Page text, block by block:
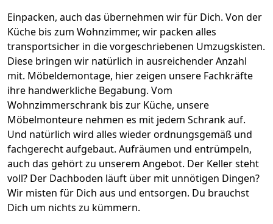
Einpacken, auch das übernehmen wir für Dich. Von der
Küche bis zum Wohnzimmer, wir packen alles
transportsicher in die vorgeschriebenen Umzugskisten.
Diese bringen wir natürlich in ausreichender Anzahl
mit. Möbeldemontage, hier zeigen unsere Fachkräfte
ihre handwerkliche Begabung. Vom
Wohnzimmerschrank bis zur Küche, unsere
Möbelmonteure nehmen es mit jedem Schrank auf.
Und natürlich wird alles wieder ordnungsgemäß und
fachgerecht aufgebaut. Aufräumen und entrümpeln,
auch das gehört zu unserem Angebot. Der Keller steht
voll? Der Dachboden läuft über mit unnötigen Dingen?
Wir misten für Dich aus und entsorgen. Du brauchst
Dich um nichts zu kümmern.